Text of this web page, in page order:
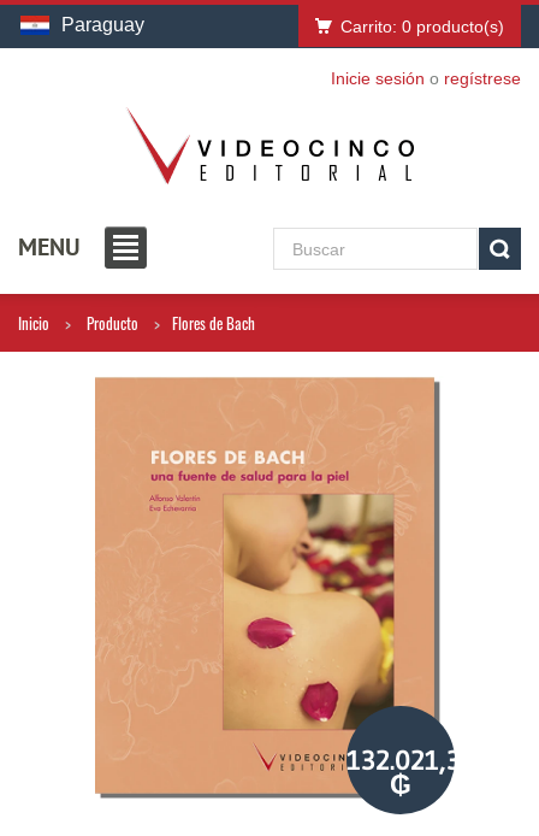
Paraguay Carrito: 0 producto(s)
Inicie sesión o regístrese
MENU
Inicio Producto Flores de Bach
132.021,34
₲